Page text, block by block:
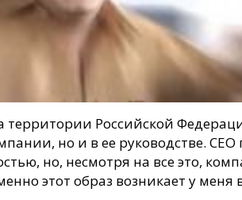
территории Российской
но и в ее руководстве.
но, несмотря на все это,
этот образ возникает у меня